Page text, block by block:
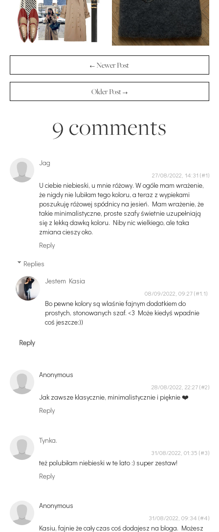
← Newer Post
Older Post →
9 comments
Jag
27/08/2022, 14:31
U ciebie niebieski, u mnie różowy. W ogóle mam wrażenie,
że nigdy nie lubiłam tego koloru, a teraz z wypiekami
poszukuję różowej spódnicy na jesień. Mam wrażenie, że
takie minimalistyczne, proste szafy świetnie uzupełniają
się z lekką dawką koloru. Niby nic wielkiego, ale taka
zmiana cieszy oko.
Reply
Replies
Jestem Kasia
08/09/2022, 09:27
Bo pewne kolory są wlaśnie fajnym dodatkiem do
prostych, stonowanych szaf. <3 Może kiedyś wpadnie
coś jeszcze:))
Reply
Anonymous
28/08/2022, 22:27
Jak zawsze klasycznie, minimalistycznie i pięknie ❤️
Reply
Tynka.
31/08/2022, 01:35
też polubiłam niebieski w te lato :) super zestaw!
Reply
Anonymous
31/08/2022, 09:34
Kasiu, fajnie że cały czas coś dodajesz na bloga. Możesz